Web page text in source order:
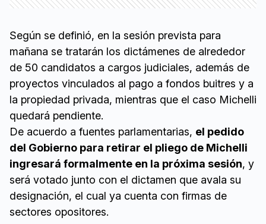
Según se definió, en la sesión prevista para
mañana se tratarán los dictámenes de alrededor
de 50 candidatos a cargos judiciales, además de
proyectos vinculados al pago a fondos buitres y a
la propiedad privada, mientras que el caso Michelli
quedará pendiente.
De acuerdo a fuentes parlamentarias, el pedido
del Gobierno para retirar el pliego de Michelli
ingresará formalmente en la próxima sesión, y
será votado junto con el dictamen que avala su
designación, el cual ya cuenta con firmas de
sectores opositores.